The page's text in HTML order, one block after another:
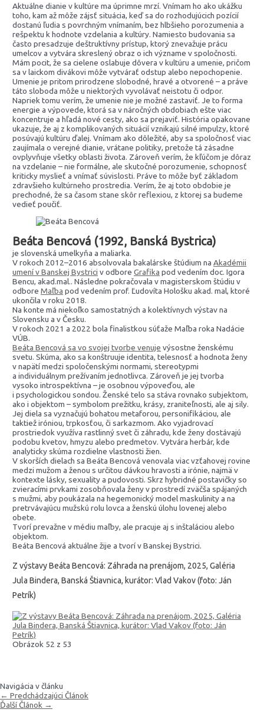
Aktuálne dianie v kultúre ma úprimne mrzí. Vnímam ho ako ukážku
toho, kam až môže zájsť situácia, keď sa do rozhodujúcich pozícií
dostanú ľudia s povrchným vnímaním, bez hlbšieho porozumenia a
rešpektu k hodnote vzdelania a kultúry. Namiesto budovania sa
často presadzuje deštruktívny prístup, ktorý znevažuje prácu
umelcov a vytvára skreslený obraz o ich význame v spoločnosti.
Mám pocit, že sa cielene oslabuje dôvera v kultúru a umenie, pričom
sa v laickom divákovi môže vytvárať odstup alebo nepochopenie.
Umenie je pritom prirodzene slobodné, hravé a otvorené – a práve
táto sloboda môže u niektorých vyvolávať neistotu či odpor.
Napriek tomu verím, že umenie nie je možné zastaviť. Je to forma
energie a výpovede, ktorá sa v náročných obdobiach ešte viac
koncentruje a hľadá nové cesty, ako sa prejaviť. História opakovane
ukazuje, že aj z komplikovaných situácií vznikajú silné impulzy, ktoré
posúvajú kultúru ďalej. Vnímam ako dôležité, aby sa spoločnosť viac
zaujímala o verejné dianie, vrátane politiky, pretože tá zásadne
ovplyvňuje všetky oblasti života. Zároveň verím, že kľúčom je dôraz
na vzdelanie – nie formálne, ale skutočné porozumenie, schopnosť
kriticky myslieť a vnímať súvislosti. Práve to môže byť základom
zdravšieho kultúrneho prostredia. Verím, že aj toto obdobie je
prechodné, že sa časom stane skôr reflexiou, z ktorej sa budeme
vedieť poučiť.
Beáta Bencová (1992, Banská Bystrica)
je slovenská umelkyňa a maliarka.
V rokoch 2012–2016 absolvovala bakalárske štúdium naAkadémii
umení v Banskej Bystrici v odboreGrafika pod vedením doc. Igora
Bencu, akad.mal.. Následne pokračovala v magisterskom štúdiu v
odboreMaľba pod vedením prof. Ľudovíta Hološku akad. mal, ktoré
ukončila v roku 2018.
Na konte má niekoľko samostatných a kolektívnych výstav na
Slovensku a v Česku.
V rokoch 2021 a 2022 bola finalistkou súťaže Maľba roka Nadácie
VÚB.
Beáta Bencová sa vo svojej tvorbe venuje výsostne ženskému
svetu. Skúma, ako sa konštruuje identita, telesnosť a hodnota ženy
v napätí medzi spoločenskými normami, stereotypmi
a individuálnym prežívaním jednotlivca. Zároveň je jej tvorba
vysoko introspektívna – je osobnou výpoveďou, ale
i psychologickou sondou. Ženské telo sa stáva rovnako subjektom,
ako i objektom – symbolom prežitku, krásy, zraniteľnosti, ale aj sily.
Jej diela sa vyznačujú bohatou metaforou, personifikáciou, ale
taktiež iróniou, trpkosťou, či sarkazmom. Ako vyjadrovací
prostriedok využíva rastlinný svet či záhradu, kde ženy dostávajú
podobu kvetov, hmyzu alebo predmetov. Vytvára herbár, kde
analyticky skúma rozdielne vlastnosti žien.
V skorších dielach sa Beáta Bencová venovala viac vzťahovej rovine
medzi mužom a ženou s určitou dávkou hravosti a irónie, najmä v
kontexte lásky, sexuality a pudovosti. Skrz hybridné postavičky so
zvieracími prvkami zosobňovala ženy v prostredí zväčša spájaných
s mužmi, aby poukázala na hegemonický model maskulinity a na
pretrvávajúcu mužskú rolu lovca a ženskú úlohu lovenej alebo
obete.
Tvorí prevažne v médiu maľby, ale pracuje aj s inštaláciou alebo
objektom.
Beáta Bencová aktuálne žije a tvorí v Banskej Bystrici.
Z výstavy Beáta Bencová: Záhrada na prenájom, 2025, Galéria
Jula Bindera, Banská Štiavnica, kurátor: Vlad Vakov (foto: Ján
Petrík)
Obrázok 52 z 53
Navigácia v článku
← Predchádzajúci Článok
Ďalší Článok →